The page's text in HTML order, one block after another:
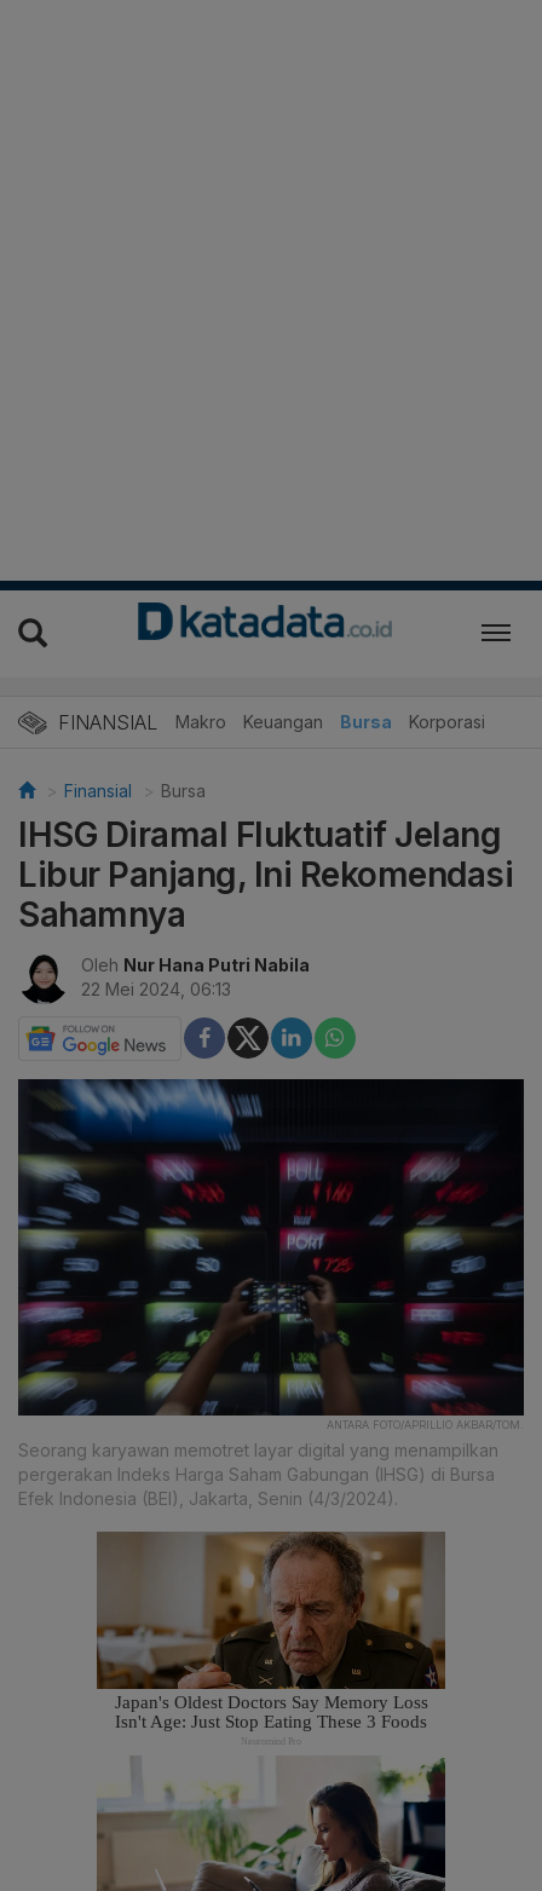
FINANSIAL Makro Keuangan Bursa Korporasi
Finansial Bursa
IHSG Diramal Fluktuatif Jelang
Libur Panjang, Ini Rekomendasi
Sahamnya
Oleh Nur Hana Putri Nabila
22 Mei 2024, 06:13
ANTARA FOTO/APRILLIO AKBAR/TOM.
Seorang karyawan memotret layar digital yang menampilkan
pergerakan Indeks Harga Saham Gabungan (IHSG) di Bursa
Efek Indonesia (BEI), Jakarta, Senin (4/3/2024).